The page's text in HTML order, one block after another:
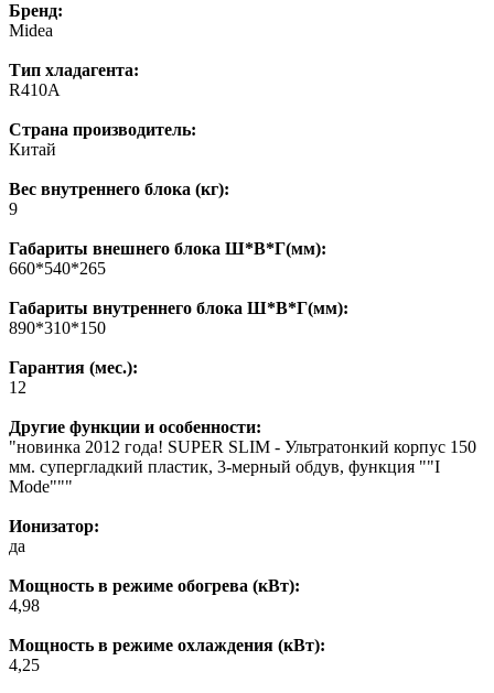
Бренд:
Midea
Тип хладагента:
R410A
Страна производитель:
Китай
Вес внутреннего блока (кг):
9
Габариты внешнего блока Ш*В*Г(мм):
660*540*265
Габариты внутреннего блока Ш*В*Г(мм):
890*310*150
Гарантия (мес.):
12
Другие функции и особенности:
"новинка 2012 года! SUPER SLIM - Ультратонкий корпус 150
мм. супергладкий пластик, 3-мерный обдув, функция ""I
Mode"""
Ионизатор:
да
Мощность в режиме обогрева (кВт):
4,98
Мощность в режиме охлаждения (кВт):
4,25